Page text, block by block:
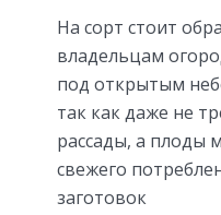
На сорт стоит
владельцам
под открытым
так как даже не
рассады, а плоды
свежего
заготовок